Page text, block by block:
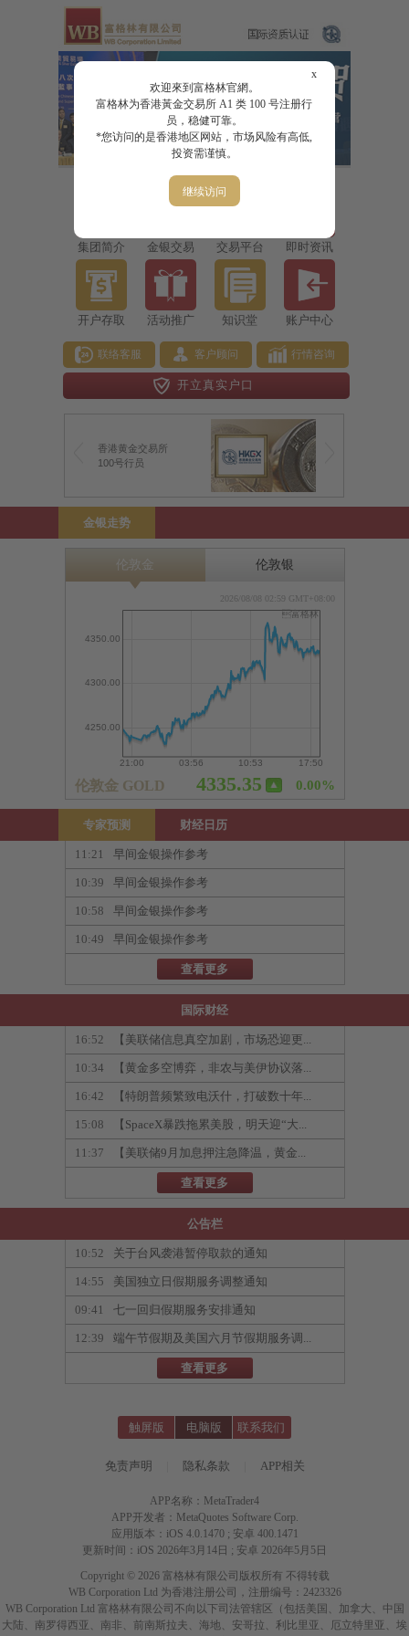
x
欢迎來到富格林官網。
富格林为香港黃金交易所 A1 类 100 号注册行
员，稳健可靠。
*您访问的是香港地区网站，市场风险有高低,
投资需谨慎。
继续访问
集团简介 金银交易 交易平台 即时资讯
开户存取 活动推广 知识堂 账户中心
联络客服 客户顾问 行情咨询
开立真实户口
香港黄金交易所
100号行员
金银走势
专家预测 财经日历
11:21 早间金银操作参考
10:39 早间金银操作参考
10:58 早间金银操作参考
10:49 早间金银操作参考
查看更多
国际财经
16:52 【美联储信息真空加剧，市场恐迎更...
10:34 【黄金多空博弈，非农与美伊协议落...
16:42 【特朗普频繁致电沃什，打破数十年...
15:08 【SpaceX暴跌拖累美股，明天迎“大...
11:37 【美联储9月加息押注急降温，黄金...
查看更多
公告栏
10:52 关于台风袭港暂停取款的通知
14:55 美国独立日假期服务调整通知
09:41 七一回归假期服务安排通知
12:39 端午节假期及美国六月节假期服务调...
查看更多
触屏版 电脑版 联系我们
免责声明 隐私条款 APP相关
APP名称：MetaTrader4
APP开发者：MetaQuotes Software Corp.
应用版本：iOS 4.0.1470 ; 安卓 400.1471
更新时间：iOS 2026年3月14日 ; 安卓 2026年5月5日
Copyright © 2026 富格林有限公司版权所有 不得转载
WB Corporation Ltd 为香港注册公司，注册编号：2423326
WB Corporation Ltd 富格林有限公司不向以下司法管辖区（包括美国、加拿大、中国
大陆、南罗得西亚、南非、前南斯拉夫、海地、安哥拉、利比里亚、厄立特里亚、埃